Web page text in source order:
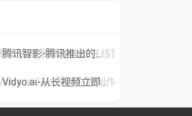
腾讯智影-腾讯推出的在线智能视频创作平台
Vidyo.ai-从长视频立即制作短视频。